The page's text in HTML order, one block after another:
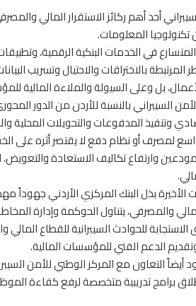
أحد أهم ركائز الاستقرار المالي
المعلومات.
في الخدمات البنكية الرقمية،
المرتبطة بالاختراقات والاحتيال وتسريب
بل وعلى السيولة والملاءة المالية
السيبراني بالنسبة للأردن من الدور
وتنفيذ المدفوعات والتحويلات المحلية
لمصرف أو نظام دفع لا يقتصر أثره على
وارتفاع تكاليف الاستعادة والتعويض،
الأخيرة بذل البنك المركزي الأردني جهوداً
والمصرفي، يتناول الحوكمة وإدارة
الاستجابة للحوادث السيبرانية للقطاع
الدعم الفني للمؤسسات المالية.
التعاون مع المركز الوطني للأمن
برامج تدريبية متخصصة لرفع كفاءة